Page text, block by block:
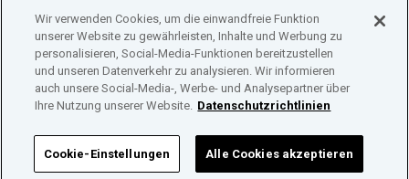
Datenschutzerklärung Impressum Mitgliedschaft
Branchenregister
NUKLEARFORUM SCHWEIZ © 2026
Wir verwenden Cookies, um die einwandfreie Funktion
unserer Website zu gewährleisten, Inhalte und Werbung zu
personalisieren, Social-Media-Funktionen bereitzustellen
und unseren Datenverkehr zu analysieren. Wir informieren
auch unsere Social-Media-, Werbe- und Analysepartner über
Ihre Nutzung unserer Website. Datenschutzrichtlinien
Cookie-Einstellungen Alle Cookies akzeptieren